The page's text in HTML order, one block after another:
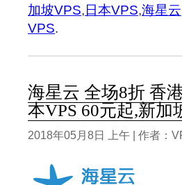
加坡VPS,日本VPS,海星云
VPS.
海星云 全场8折 香
本VPS 60元起,新加
2018年05月8日 上午 | 作者：